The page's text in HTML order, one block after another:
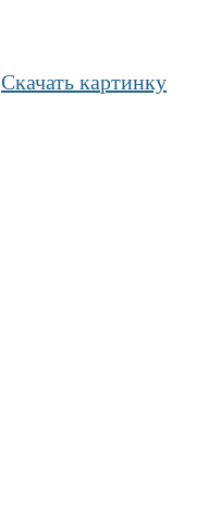
Скачать картинку